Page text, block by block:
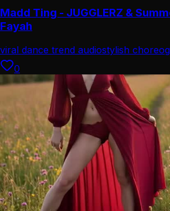
Madd Ting - JUGGLERZ &
Fayah
viral dance trend audiostylish
0